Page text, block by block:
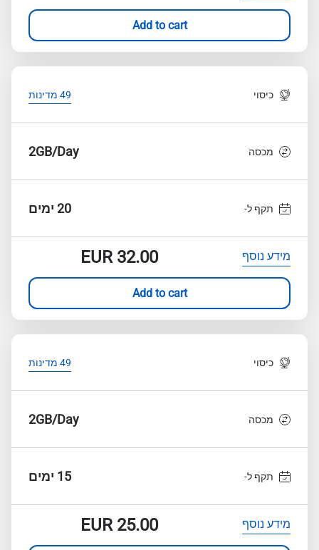
Add to cart
כיסוי 49 מדינות
מכסה 2GB/Day
תקף ל- 20 ימים
מידע נוסף EUR32.00
Add to cart
כיסוי 49 מדינות
מכסה 2GB/Day
תקף ל- 15 ימים
מידע נוסף EUR25.00